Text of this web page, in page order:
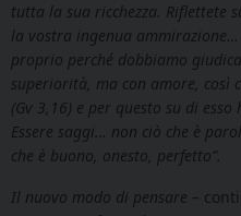
tutta la sua ricchezza. Riflettete
la vostra ingenua
proprio perché dobbiamo
superiorità, ma con amore, così
(Gv 3,16) e per questo su di
Essere saggi… non ciò che è
che è buono, onesto, perfetto”.
Il nuovo modo di pensare –